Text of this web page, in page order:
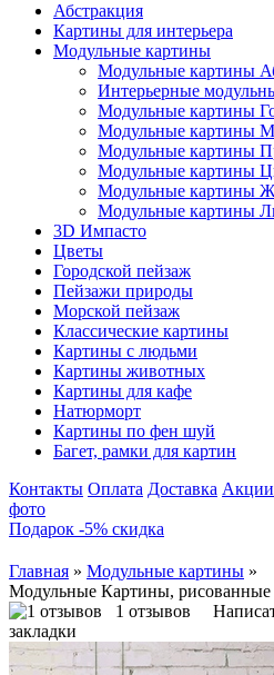
Абстракция
Картины для интерьера
Модульные картины
Модульные картины
Интерьерные
Модульные картины
Модульные картины
Модульные картины
Модульные картины
Модульные картины
Модульные картины
3D Импасто
Цветы
Городской пейзаж
Пейзажи природы
Морской пейзаж
Классические картины
Картины с людьми
Картины животных
Картины для кафе
Натюрморт
Картины по фен шуй
Багет, рамки для картин
Контакты Оплата Доставка Акции
фото
Подарок -5% скидка
Главная » Модульные картины »
Модульные Картины,
1 отзывов
закладки